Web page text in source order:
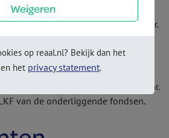
Weigeren
op reaal.nl? Bekijk dan het
en het privacy statement.
de beleggingen zijn 0,35% per jaar.
(LKF), deze wordt verrekend in
De verwachte LKF is 0,35% per jaar.
van de onderliggende fondsen.